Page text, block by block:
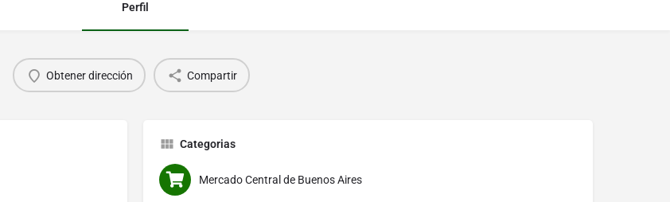
Perfil
Obtener dirección Compartir
Categorias
Mercado Central de Buenos Aires